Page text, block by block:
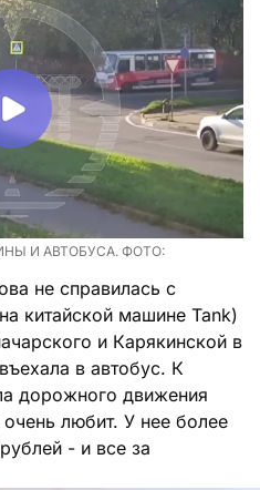
И АВТОБУСА. ФОТО:
не справилась с
китайской машине Tank)
и Карякинской в
в автобус. К
дорожного движения
любит. У нее более
- и все за